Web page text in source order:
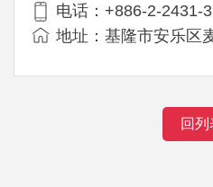
电话：+886-2-2431-
地址：基隆市安乐区
回列